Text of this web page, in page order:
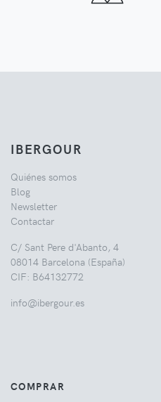
IBERGOUR
Quiénes somos
Blog
Newsletter
Contactar
C/ Sant Pere d'Abanto, 4
08014 Barcelona (España)
CIF: B64132772
info@ibergour.es
COMPRAR